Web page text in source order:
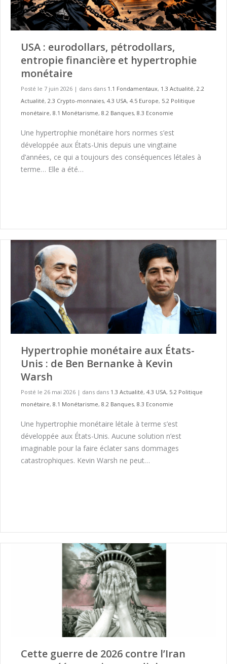
USA : eurodollars, pétrodollars,
entropie financière et hypertrophie
monétaire
Posté le 7 juin 2026 | dans dans 1.1 Fondamentaux, 1.3 Actualité, 2.2
Actualité, 2.3 Crypto-monnaies, 4.3 USA, 4.5 Europe, 5.2 Politique
monétaire, 8.1 Monétarisme, 8.2 Banques, 8.3 Economie
Une hypertrophie monétaire hors normes s’est
développée aux États-Unis depuis une vingtaine
d’années, ce qui a toujours des conséquences létales à
terme… Elle a été…
Hypertrophie monétaire aux États-
Unis : de Ben Bernanke à Kevin
Warsh
Posté le 26 mai 2026 | dans dans 1.3 Actualité, 4.3 USA, 5.2 Politique
monétaire, 8.1 Monétarisme, 8.2 Banques, 8.3 Economie
Une hypertrophie monétaire létale à terme s’est
développée aux États-Unis. Aucune solution n’est
imaginable pour la faire éclater sans dommages
catastrophiques. Kevin Warsh ne peut…
Cette guerre de 2026 contre l’Iran